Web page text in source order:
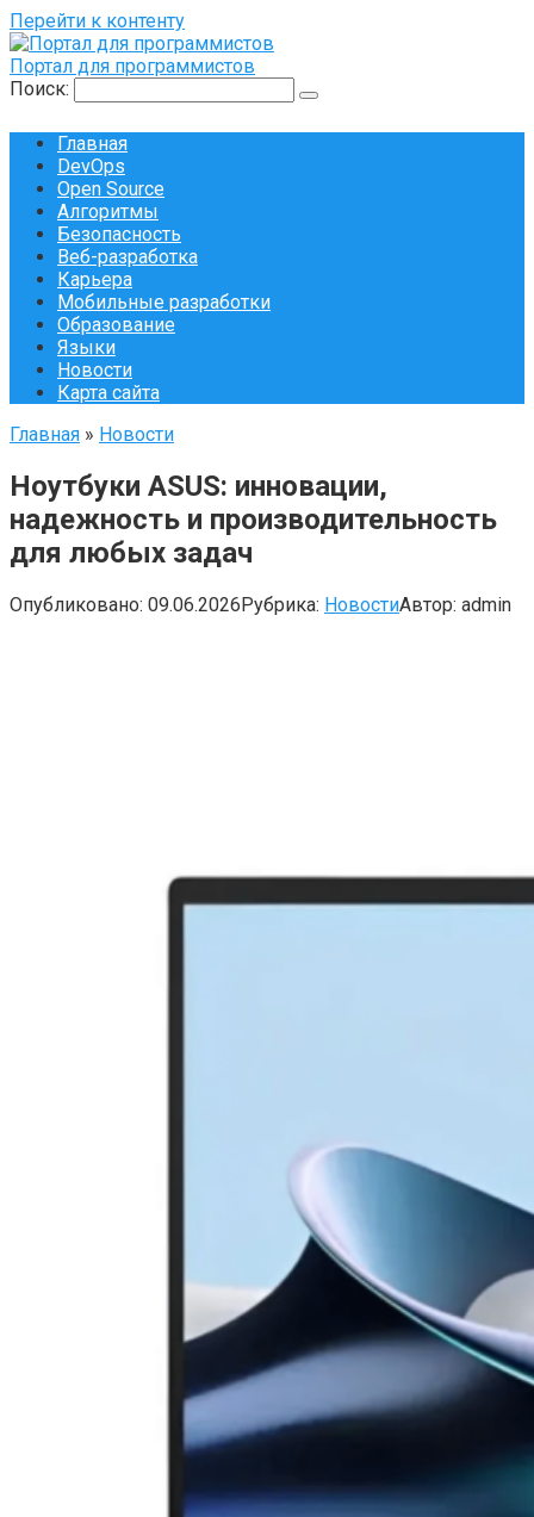
Перейти к контенту
Портал для программистов
Поиск:
Главная
DevOps
Open Source
Алгоритмы
Безопасность
Веб-разработка
Карьера
Мобильные разработки
Образование
Языки
Новости
Карта сайта
Главная » Новости
Ноутбуки ASUS: инновации,
надежность и производительность
для любых задач
Опубликовано: 09.06.2026Рубрика: НовостиАвтор: admin